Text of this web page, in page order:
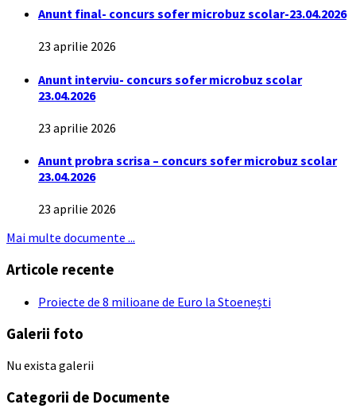
Anunt final- concurs sofer microbuz scolar-23.04.2026
23 aprilie 2026
Anunt interviu- concurs sofer microbuz scolar
23.04.2026
23 aprilie 2026
Anunt probra scrisa – concurs sofer microbuz scolar
23.04.2026
23 aprilie 2026
Mai multe documente ...
Articole recente
Proiecte de 8 milioane de Euro la Stoenești
Galerii foto
Nu exista galerii
Categorii de Documente